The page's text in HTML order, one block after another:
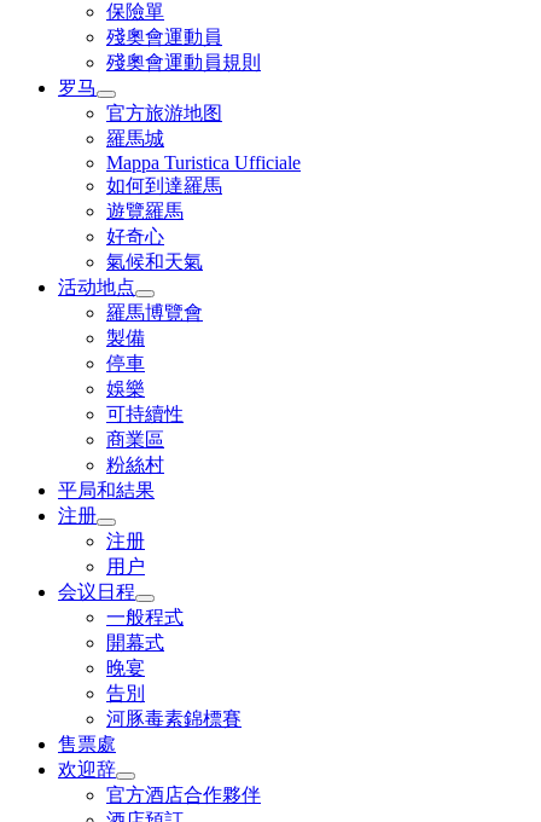
保險單
殘奧會運動員
殘奧會運動員規則
罗马
官方旅游地图
羅馬城
Mappa Turistica Ufficiale
如何到達羅馬
遊覽羅馬
好奇心
氣候和天氣
活动地点
羅馬博覽會
製備
停車
娛樂
可持續性
商業區
粉絲村
平局和結果
注册
注册
用户
会议日程
一般程式
開幕式
晚宴
告別
河豚毒素錦標賽
售票處
欢迎辞
官方酒店合作夥伴